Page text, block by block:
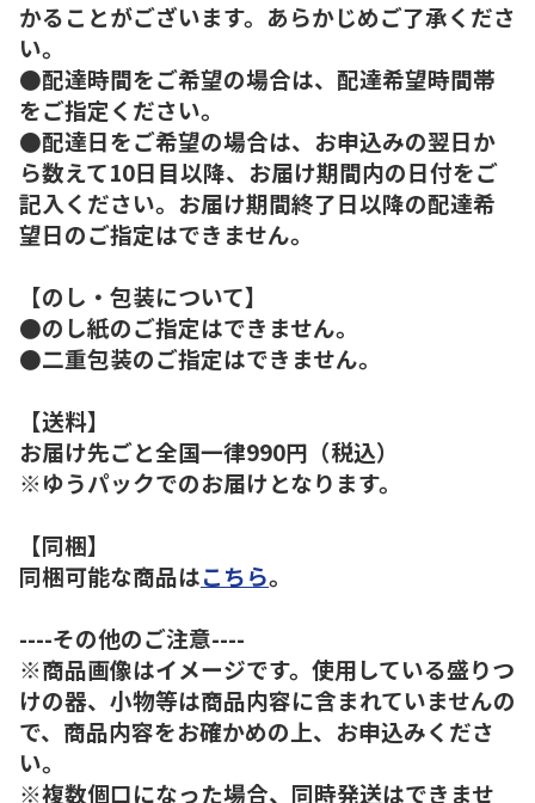
かることがございます。あらかじめご了承くださ
い。
●配達時間をご希望の場合は、配達希望時間帯
をご指定ください。
●配達日をご希望の場合は、お申込みの翌日か
ら数えて10日目以降、お届け期間内の日付をご
記入ください。お届け期間終了日以降の配達希
望日のご指定はできません。
【のし・包装について】
●のし紙のご指定はできません。
●二重包装のご指定はできません。
【送料】
お届け先ごと全国一律990円（税込）
※ゆうパックでのお届けとなります。
【同梱】
同梱可能な商品はこちら。
----その他のご注意----
※商品画像はイメージです。使用している盛りつ
けの器、小物等は商品内容に含まれていませんの
で、商品内容をお確かめの上、お申込みくださ
い。
※複数個口になった場合、同時発送はできませ